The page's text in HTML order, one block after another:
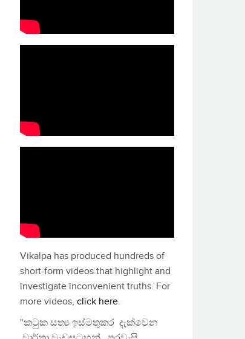
Vikalpa has produced hundreds of
short-form videos that highlight and
investigate inconvenient truths. For
more videos, click here.
"කටුක සත්‍ය ඉස්මතුකර දැක්වෙන